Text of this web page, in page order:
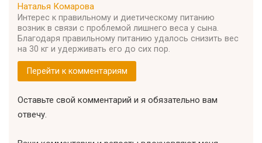
Наталья Комарова
Интерес к правильному и диетическому питанию
возник в связи с проблемой лишнего веса у сына.
Благодаря правильному питанию удалось снизить вес
на 30 кг и удерживать его до сих пор.
Перейти к комментариям
Оставьте свой комментарий и я обязательно вам
отвечу.